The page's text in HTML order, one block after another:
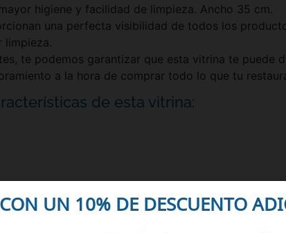
higiene y facilidad de limpieza. Ancho 35 cm.
una perfecta visibilidad de todos los
limpieza.
te podemos garantizar que esta vitrina te puede
a la hora de comprar todo lo que tu
de esta vitrina:
CON UN 10% DE DESCUENTO